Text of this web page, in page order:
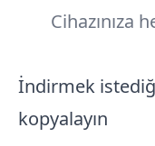
Cihazınıza
İndirmek
kopyalayın